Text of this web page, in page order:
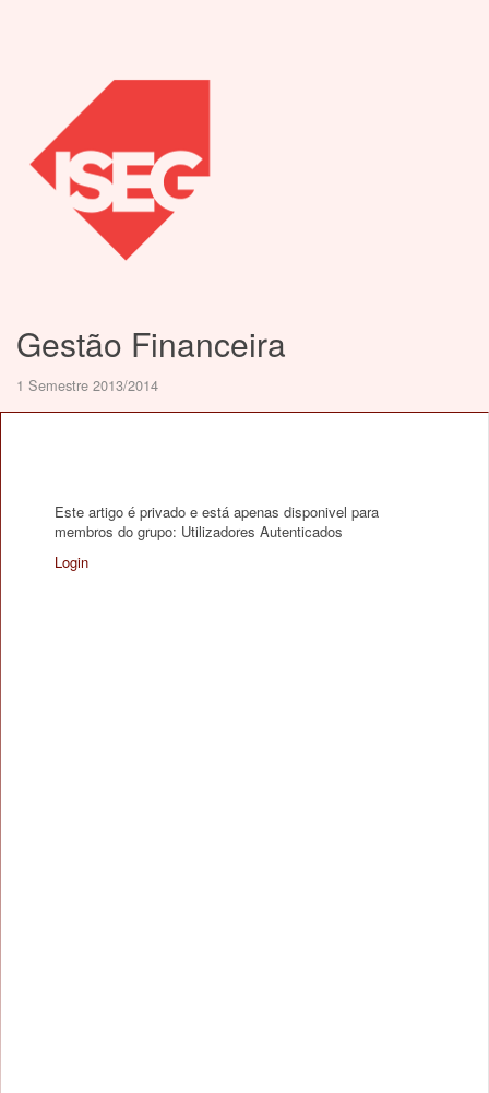
Gestão Financeira
1 Semestre 2013/2014
Este artigo é privado e está apenas disponivel para
membros do grupo: Utilizadores Autenticados
Login